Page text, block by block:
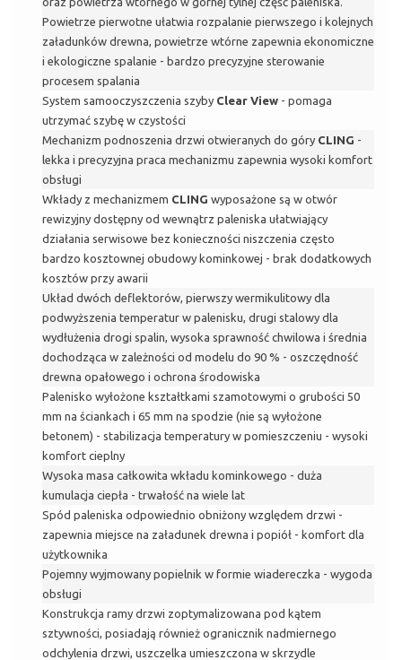
Powietrze pierwotne ułatwia rozpalanie pierwszego i kolejnych
załadunków drewna, powietrze wtórne zapewnia ekonomiczne
i ekologiczne spalanie - bardzo precyzyjne sterowanie
procesem spalania
System samooczyszczenia szyby Clear View - pomaga
utrzymać szybę w czystości
Mechanizm podnoszenia drzwi otwieranych do góry CLING -
lekka i precyzyjna praca mechanizmu zapewnia wysoki komfort
obsługi
Wkłady z mechanizmem CLING wyposażone są w otwór
rewizyjny dostępny od wewnątrz paleniska ułatwiający
działania serwisowe bez konieczności niszczenia często
bardzo kosztownej obudowy kominkowej - brak dodatkowych
kosztów przy awarii
Układ dwóch deflektorów, pierwszy wermikulitowy dla
podwyższenia temperatur w palenisku, drugi stalowy dla
wydłużenia drogi spalin, wysoka sprawność chwilowa i średnia
dochodząca w zależności od modelu do 90 % - oszczędność
drewna opałowego i ochrona środowiska
Palenisko wyłożone kształtkami szamotowymi o grubości 50
mm na ściankach i 65 mm na spodzie (nie są wyłożone
betonem) - stabilizacja temperatury w pomieszczeniu - wysoki
komfort cieplny
Wysoka masa całkowita wkładu kominkowego - duża
kumulacja ciepła - trwałość na wiele lat
Spód paleniska odpowiednio obniżony względem drzwi -
zapewnia miejsce na załadunek drewna i popiół - komfort dla
użytkownika
Pojemny wyjmowany popielnik w formie wiadereczka - wygoda
obsługi
Konstrukcja ramy drzwi zoptymalizowana pod kątem
sztywności, posiadają również ogranicznik nadmiernego
odchylenia drzwi, uszczelka umieszczona w skrzydle